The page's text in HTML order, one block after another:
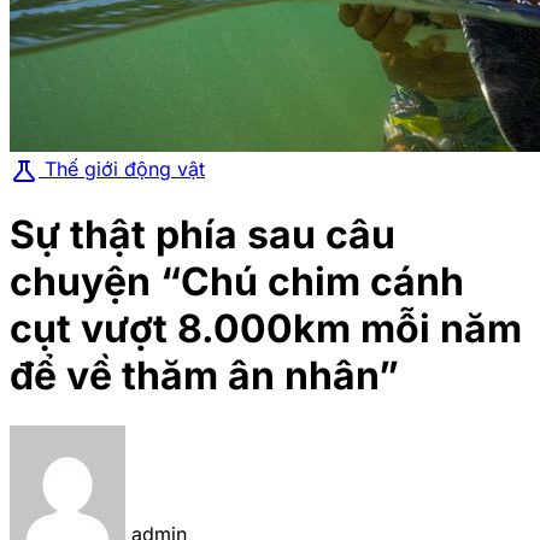
science Thế giới động vật
Sự thật phía sau câu
chuyện “Chú chim cánh
cụt vượt 8.000km mỗi năm
để về thăm ân nhân”
admin